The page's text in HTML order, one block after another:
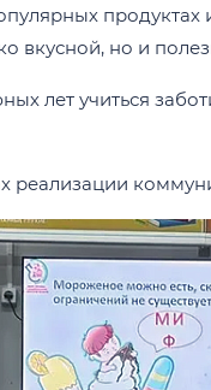
вкусной, но и
лет учиться